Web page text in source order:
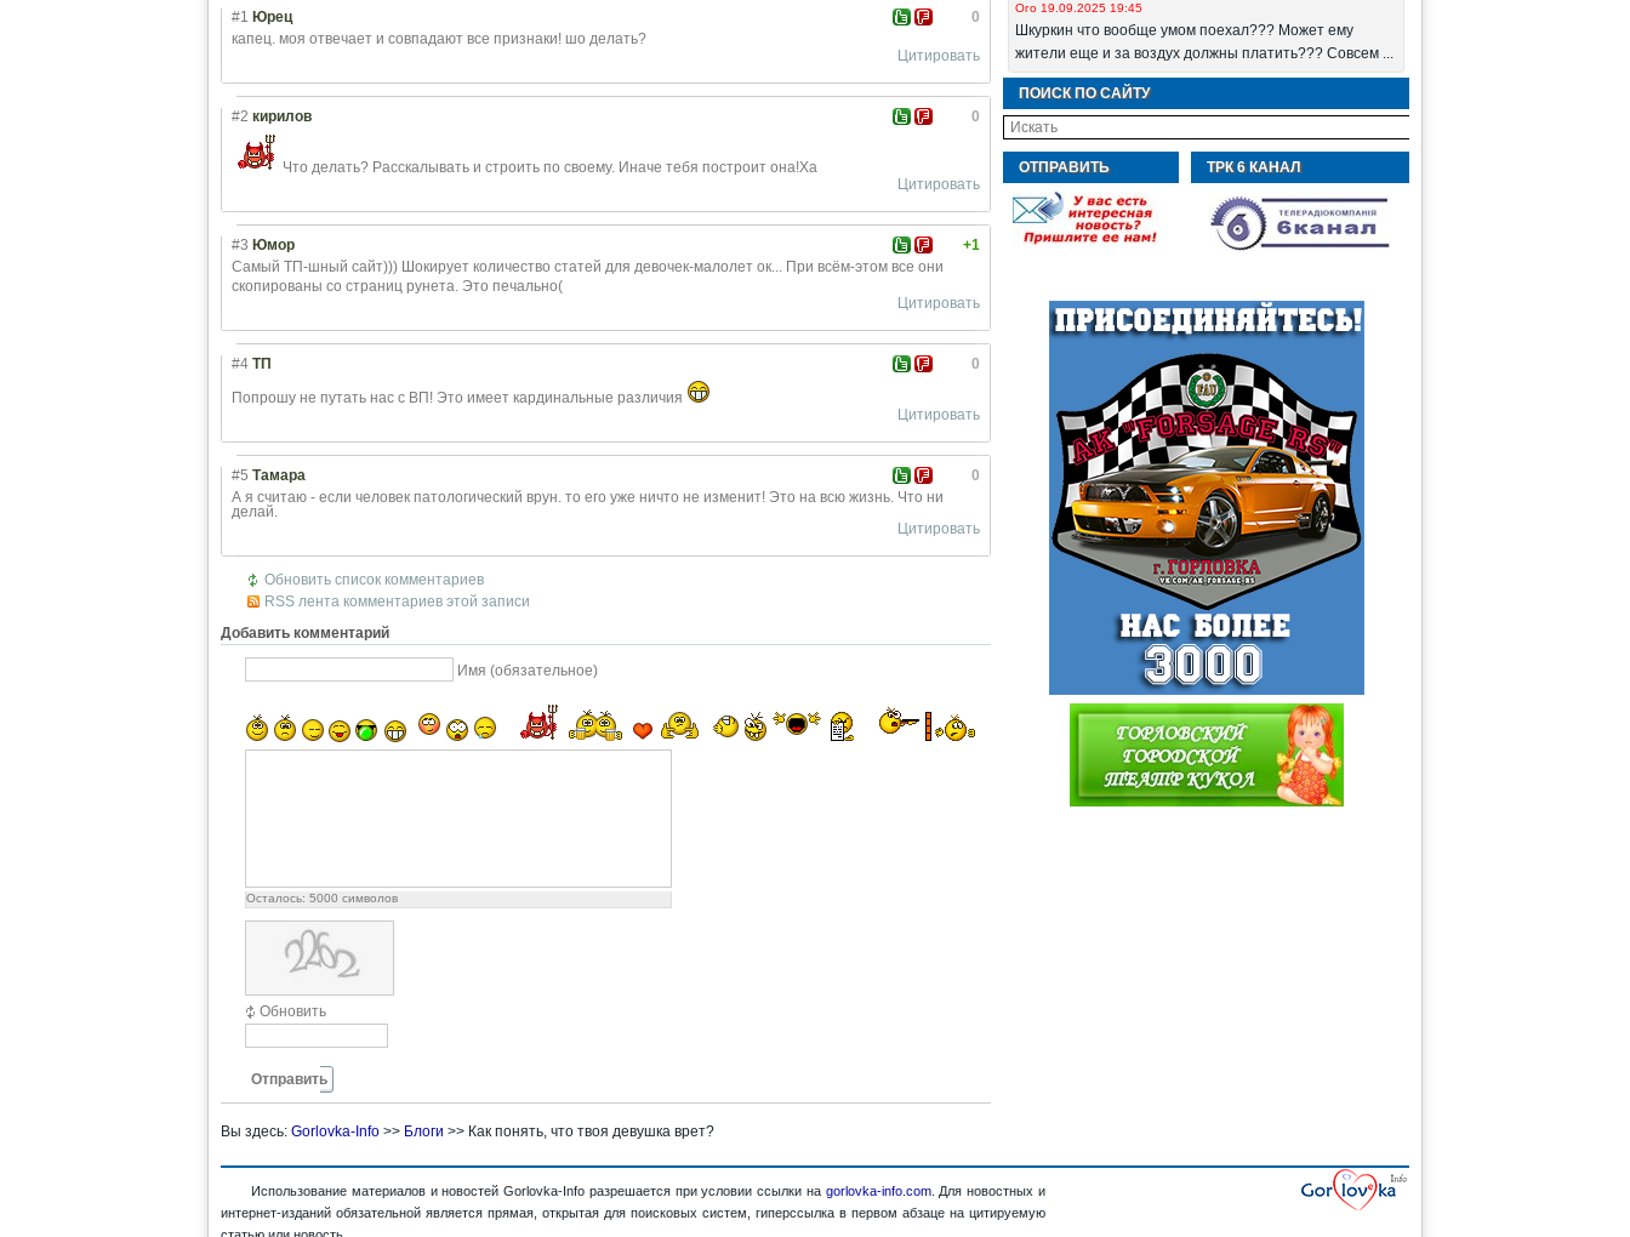
0
#1 Юрец
капец. моя отвечает и совпадают все признаки! шо делать?
Цитировать
0
#2 кирилов
Что делать? Расскалывать и строить по своему. Иначе тебя построит она!Ха
Цитировать
+1
#3 Юмор
Самый ТП-шный сайт))) Шокирует количество статей для девочек-малолет ок... При всём-этом все они
скопированы со страниц рунета. Это печально(
Цитировать
0
#4 ТП
Попрошу не путать нас с ВП! Это имеет кардинальные различия
Цитировать
0
#5 Тамара
А я считаю - если человек патологический врун. то его уже ничто не изменит! Это на всю жизнь. Что ни
делай.
Цитировать
Обновить список комментариев
RSS лента комментариев этой записи
Добавить комментарий
Имя (обязательное)
Осталось: 5000 символов
Обновить
Отправить
Ого 19.09.2025 19:45
Шкуркин что вообще умом поехал??? Может ему
жители еще и за воздух должны платить??? Совсем ...
ПОИСК ПО САЙТУ
ОТПРАВИТЬ
НОВОСТЬ
ТРК 6 КАНАЛ
Вы здесь: Gorlovka-Info >> Блоги >> Как понять, что твоя девушка врет?
Использование материалов и новостей Gorlovka-Info разрешается при условии ссылки на gorlovka-info.com. Для новостных и
интернет-изданий обязательной является прямая, открытая для поисковых систем, гиперссылка в первом абзаце на цитируемую